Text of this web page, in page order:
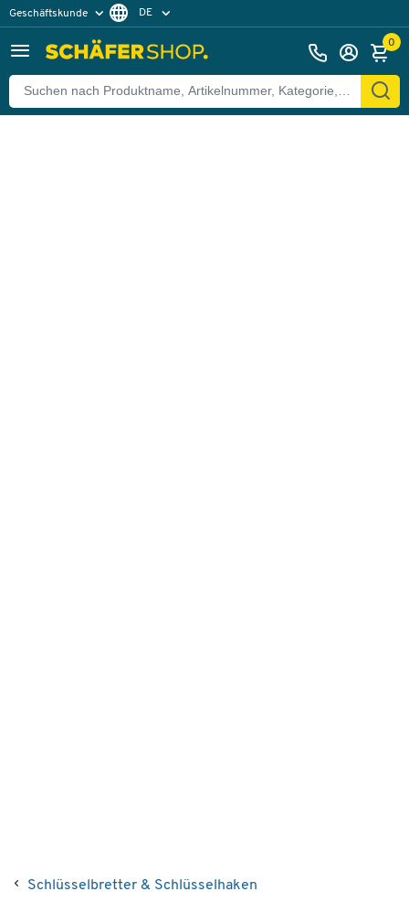
Geschäftskunde DE
0
Schlüsselbretter & Schlüsselhaken
Zurück